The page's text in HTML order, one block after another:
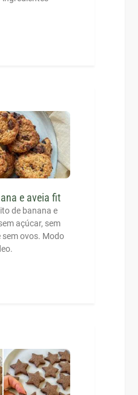
e aveia fit
de banana e
açúcar, sem
sem ovos. Modo